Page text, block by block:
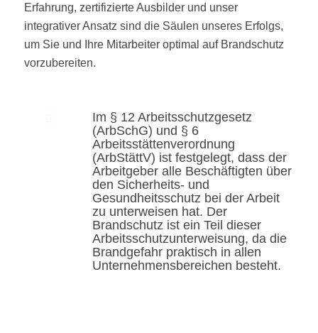
Erfahrung, zertifizierte Ausbilder und unser
integrativer Ansatz sind die Säulen unseres Erfolgs,
um Sie und Ihre Mitarbeiter optimal auf Brandschutz
vorzubereiten.
Im § 12 Arbeitsschutzgesetz
(ArbSchG) und § 6
Arbeitsstättenverordnung
(ArbStättV) ist festgelegt, dass der
Arbeitgeber alle Beschäftigten über
den Sicherheits- und
Gesundheitsschutz bei der Arbeit
zu unterweisen hat. Der
Brandschutz ist ein Teil dieser
Arbeitsschutzunterweisung, da die
Brandgefahr praktisch in allen
Unternehmensbereichen besteht.